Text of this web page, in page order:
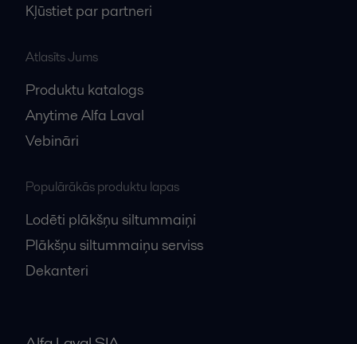
Kļūstiet par partneri
Atlasīts Jums
Produktu katalogs
Anytime Alfa Laval
Vebināri
Populārākās produktu lapas
Lodēti plākšņu siltummaiņi
Plākšņu siltummaiņu serviss
Dekanteri